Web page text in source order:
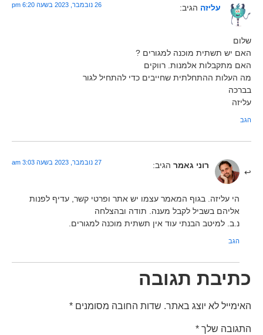
עליזה הגיב: 26 נובמבר, 2023 בשעה 6:20 pm
שלום
האם יש תשתית מוכנה למגורים ?
האם מתקבלות אלמנות. רווקים
מה העלות ההתחלתית שחייבים כדי להתחיל לגור
בברכה
עליזה
הגב
רוני גאמר הגיב: 27 נובמבר, 2023 בשעה 3:03 am
הי עליזה. בגוף המאמר עצמו יש אתר ופרטי קשר, עדיף לפנות
אליהם בשביל לקבל מענה. תודה ובהצלחה
נ.ב. למיטב הבנתי עוד אין תשתית מוכנה למגורים.
הגב
כתיבת תגובה
האימייל לא יוצג באתר. שדות החובה מסומנים *
התגובה שלך *